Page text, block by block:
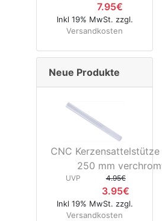
7.95€
Inkl 19% MwSt. zzgl.
Versandkosten
Neue Produkte
CNC
250 mm
UVP 4.95€
3.95€
Inkl 19% MwSt. zzgl.
Versandkosten